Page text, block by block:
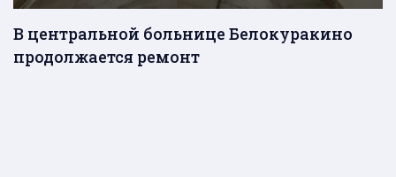
В центральной больнице Белокуракино
продолжается ремонт